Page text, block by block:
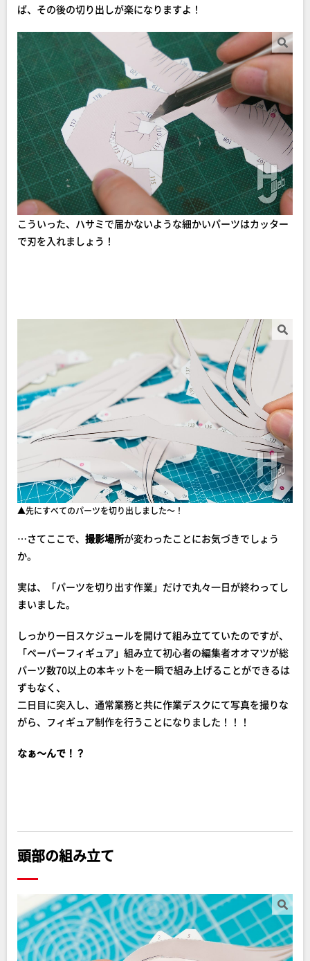
ば、その後の切り出しが楽になりますよ！
こういった、ハサミで届かないような細かいパーツはカッター
で刃を入れましょう！
▲先にすべてのパーツを切り出しました～！
…さてここで、 撮影場所が変わったことにお気づきでしょう
か。
実は、「パーツを切り出す作業」だけで丸々一日が終わってし
まいました。
しっかり一日スケジュールを開けて組み立てていたのですが、
「ペーパーフィギュア」組み立て初心者の編集者オオマツが総
パーツ数70以上の本キットを一瞬で組み上げることができるは
ずもなく、
二日目に突入し、通常業務と共に作業デスクにて写真を撮りな
がら、フィギュア制作を行うことになりました！！！
なぁ～んで！？
頭部の組み立て